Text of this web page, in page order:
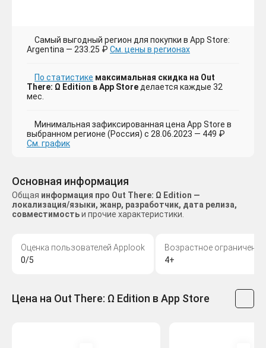
Самый выгодный регион для покупки в App Store:
Argentina — 233.25 ₽ См. цены в регионах
По статистике максимальная скидка на Out
There: Ω Edition в App Storeделается каждые 32
мес.
Минимальная зафиксированная цена App Store в
выбранном регионе (Россия) с 28.06.2023 — 449 ₽
См. график
Основная информация
Общая информация про Out There: Ω Edition —
локализация/языки, жанр, разработчик, дата релиза,
совместимостьи прочие характеристики.
Оценка пользователей Applook
0/5
Возрастное ограничение
4+
Цена на Out There: Ω Edition в App Store